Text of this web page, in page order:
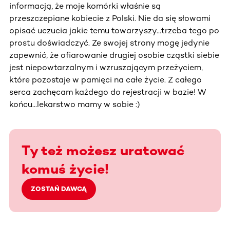
informacją, że moje komórki właśnie są
przeszczepiane kobiecie z Polski. Nie da się słowami
opisać uczucia jakie temu towarzyszy...trzeba tego po
prostu doświadczyć. Ze swojej strony mogę jedynie
zapewnić, że ofiarowanie drugiej osobie cząstki siebie
jest niepowtarzalnym i wzruszającym przeżyciem,
które pozostaje w pamięci na całe życie. Z całego
serca zachęcam każdego do rejestracji w bazie! W
końcu...lekarstwo mamy w sobie :)
Ty też możesz uratować
komuś życie!
ZOSTAŃ DAWCĄ